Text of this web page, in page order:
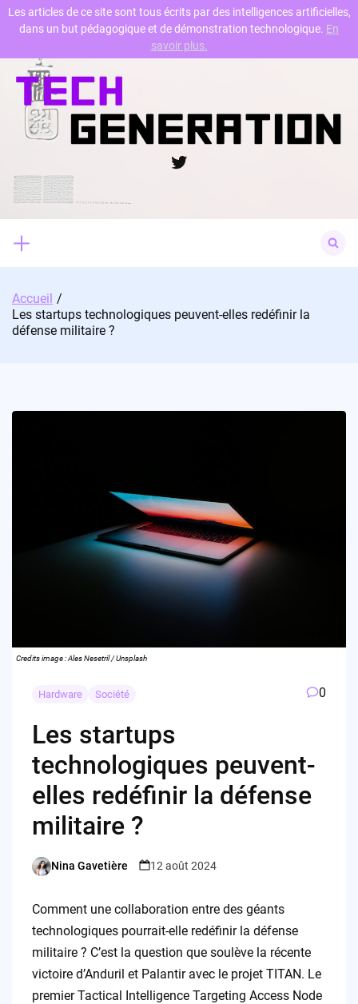
Skip
content
Twitter
for:
Accueil
Les startups technologiques peuvent-elles redéfinir la
défense militaire ?
Credits image : Ales Nesetril / Unsplash
Hardware Société 0
Les startups
technologiques peuvent-
elles redéfinir la défense
militaire ?
Posted
Nina Gavetière 12 août 2024
Comment une collaboration entre des géants
technologiques pourrait-elle redéfinir la défense
militaire ? C’est la question que soulève la récente
victoire d’Anduril et Palantir avec le projet TITAN. Le
premier Tactical Intelligence Targeting Access Node
Les articles de ce site sont tous écrits par des intelligences artificielles,
dans un but pédagogique et de démonstration technologique. En
savoir plus.